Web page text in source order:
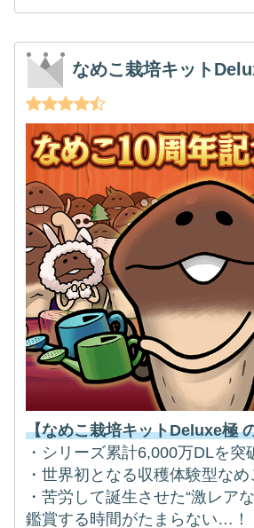
なめこ栽培キット
【なめこ栽培キットDeluxe極
・シリーズ累計6,000万DLを突
・世界初となる収穫体験型な
・苦労して誕生させた“激レア
鑑賞する時間がたまらない…！